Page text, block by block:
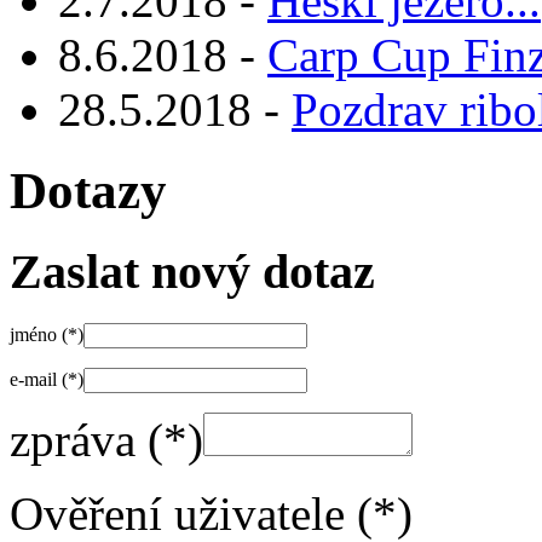
8.6.2018 - Carp Cup
28.5.2018 - Pozdrav
Dotazy
Zaslat nový dotaz
jméno (*)
e-mail (*)
zpráva (*)
Ověření uživatele (*)